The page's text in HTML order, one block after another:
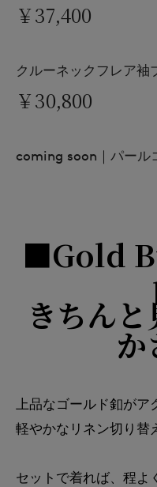
￥37,400
クルーネックフレア袖
￥30,800
coming soon｜パール
■Gold
きちん
か
上品なゴールド釦がア
軽やかなリネン切り替
セットで着れば、程よ